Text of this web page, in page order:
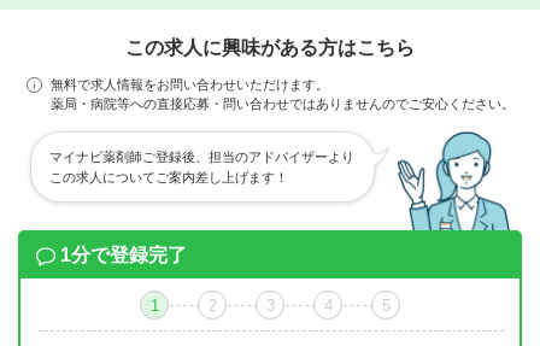
この求人に興味がある方はこちら
無料で求人情報をお問い合わせいただけます。
薬局・病院等への直接応募・問い合わせではありませんのでご安心ください。
マイナビ薬剤師ご登録後、担当のアドバイザーより
この求人についてご案内差し上げます！
1分で登録完了
1 2 3 4 5